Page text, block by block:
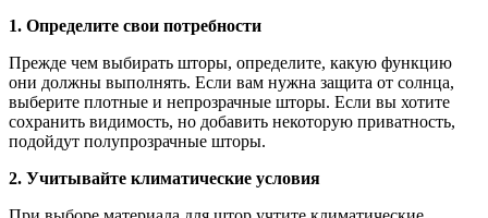
1. Определите свои потребности
Прежде чем выбирать шторы, определите, какую функцию
они должны выполнять. Если вам нужна защита от солнца,
выберите плотные и непрозрачные шторы. Если вы хотите
сохранить видимость, но добавить некоторую приватность,
подойдут полупрозрачные шторы.
2. Учитывайте климатические условия